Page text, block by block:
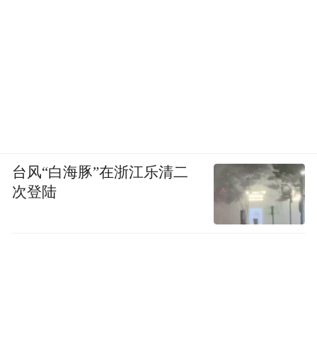
台风“白海豚”在浙江乐清二
次登陆